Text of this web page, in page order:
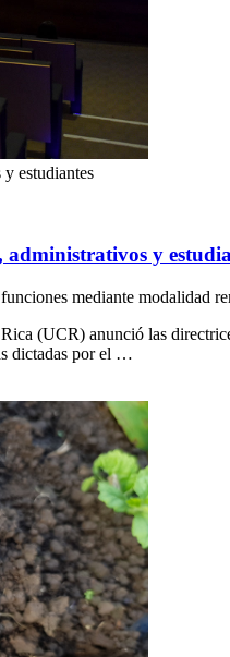
estudiantes
administrativos y
mediante modalidad
(UCR) anunció las
dictadas por el …